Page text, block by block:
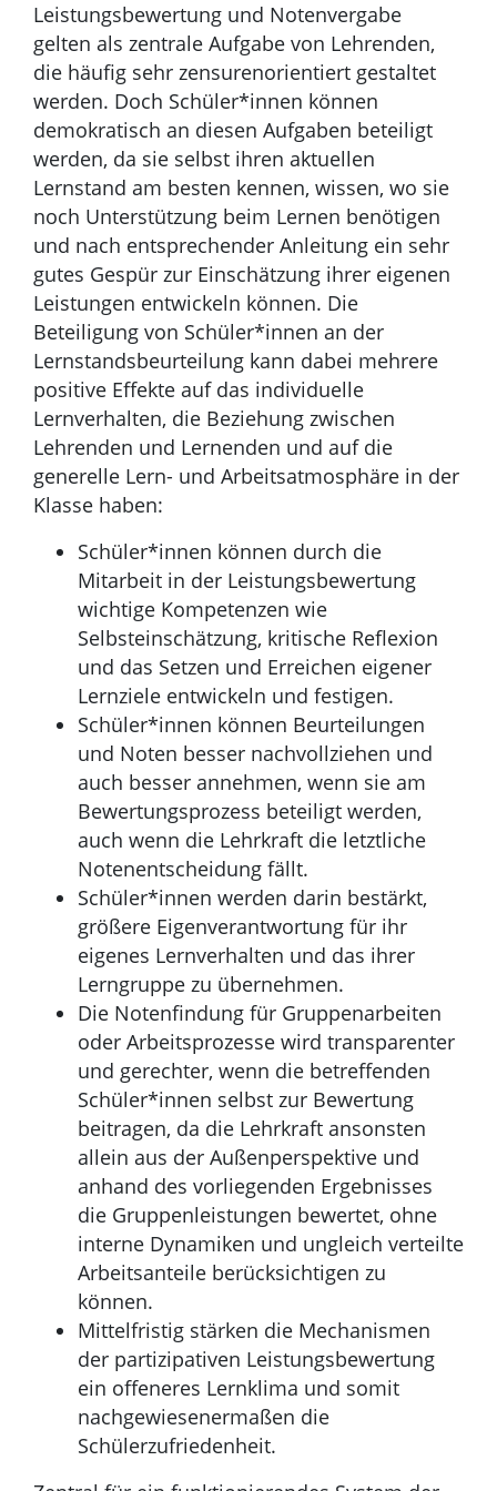
Leistungsbewertung und Notenvergabe
gelten als zentrale Aufgabe von Lehrenden,
die häufig sehr zensurenorientiert gestaltet
werden. Doch Schüler*innen können
demokratisch an diesen Aufgaben beteiligt
werden, da sie selbst ihren aktuellen
Lernstand am besten kennen, wissen, wo sie
noch Unterstützung beim Lernen benötigen
und nach entsprechender Anleitung ein sehr
gutes Gespür zur Einschätzung ihrer eigenen
Leistungen entwickeln können. Die
Beteiligung von Schüler*innen an der
Lernstandsbeurteilung kann dabei mehrere
positive Effekte auf das individuelle
Lernverhalten, die Beziehung zwischen
Lehrenden und Lernenden und auf die
generelle Lern- und Arbeitsatmosphäre in der
Klasse haben:
Schüler*innen können durch die
Mitarbeit in der Leistungsbewertung
wichtige Kompetenzen wie
Selbsteinschätzung, kritische Reflexion
und das Setzen und Erreichen eigener
Lernziele entwickeln und festigen.
Schüler*innen können Beurteilungen
und Noten besser nachvollziehen und
auch besser annehmen, wenn sie am
Bewertungsprozess beteiligt werden,
auch wenn die Lehrkraft die letztliche
Notenentscheidung fällt.
Schüler*innen werden darin bestärkt,
größere Eigenverantwortung für ihr
eigenes Lernverhalten und das ihrer
Lerngruppe zu übernehmen.
Die Notenfindung für Gruppenarbeiten
oder Arbeitsprozesse wird transparenter
und gerechter, wenn die betreffenden
Schüler*innen selbst zur Bewertung
beitragen, da die Lehrkraft ansonsten
allein aus der Außenperspektive und
anhand des vorliegenden Ergebnisses
die Gruppenleistungen bewertet, ohne
interne Dynamiken und ungleich verteilte
Arbeitsanteile berücksichtigen zu
können.
Mittelfristig stärken die Mechanismen
der partizipativen Leistungsbewertung
ein offeneres Lernklima und somit
nachgewiesenermaßen die
Schülerzufriedenheit.